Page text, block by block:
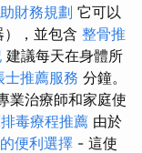
財務規劃 它可以
），並包含 整骨推
建議每天在身體所
士推薦服務 分鐘。
業治療師和家庭使
毒療程推薦 由於
便利選擇 - 這使